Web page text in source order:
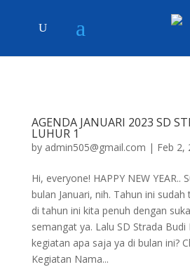
AGENDA JANUARI 2023 SD
LUHUR 1
by admin505@gmail.com | Feb 2,
Hi, everyone! HAPPY NEW YEAR..
bulan Januari, nih. Tahun ini
di tahun ini kita penuh dengan
semangat ya. Lalu SD Strada Budi
kegiatan apa saja ya di bulan ini?
Kegiatan Nama...